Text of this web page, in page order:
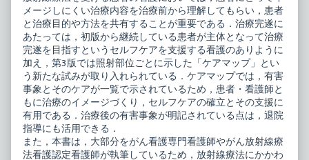
療
法
ケ
ア
ガ
イ
ド
第
3
版
published
on
ョ
ン
が
ん
放
射
線
療
法
ケ
ア
ガ
イ
ド
第
3
メージしにくい治療内容を治療前から理解してもらい，患者
と治療目的や方法を共有することが重要である．治療完遂に
あたっては，初版から継続している患者が主体となって治療
完遂を目指すというセルフケアを支援する看護のありように
加え，第3版では照射部位ごとに示した「ケアマップ」とい
う新たな試みが取り入れられている．ケアマップでは，有害
事象とそのケアが一覧で示されているため，患者・看護師と
もに治療のイメージづくり，セルフケアの確立とその支援に
有用である．治療後の有害事象が明記されている点は，退院
指導にも活用できる．
また，本書は，大部分をがん看護専門看護師やがん放射線療
法看護認定看護師が執筆しているため，放射線療法にかかわ